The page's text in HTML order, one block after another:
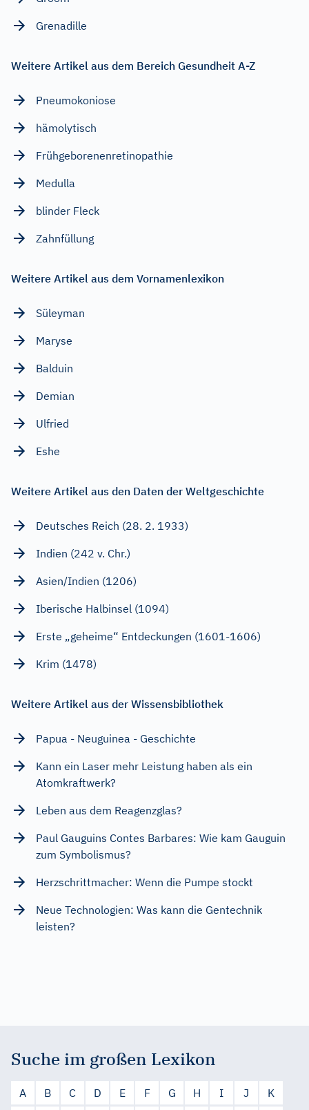
Grenadille
Weitere Artikel aus dem Bereich Gesundheit A-Z
Pneumokoniose
hämolytisch
Frühgeborenenretinopathie
Medulla
blinder Fleck
Zahnfüllung
Weitere Artikel aus dem Vornamenlexikon
Süleyman
Maryse
Balduin
Demian
Ulfried
Eshe
Weitere Artikel aus den Daten der Weltgeschichte
Deutsches Reich (28. 2. 1933)
Indien (242 v. Chr.)
Asien/Indien (1206)
Iberische Halbinsel (1094)
Erste „geheime“ Entdeckungen (1601-1606)
Krim (1478)
Weitere Artikel aus der Wissensbibliothek
Papua - Neuguinea - Geschichte
Kann ein Laser mehr Leistung haben als ein
Atomkraftwerk?
Leben aus dem Reagenzglas?
Paul Gauguins Contes Barbares: Wie kam Gauguin
zum Symbolismus?
Herzschrittmacher: Wenn die Pumpe stockt
Neue Technologien: Was kann die Gentechnik
leisten?
Suche im großen Lexikon
A B C D E F G H I J
K